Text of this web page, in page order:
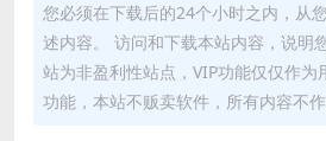
您必须在下载后的24个小时之内，从
述内容。 访问和下载本站内容，说明
站为非盈利性站点，VIP功能仅仅作为
功能，本站不贩卖软件，所有内容不作